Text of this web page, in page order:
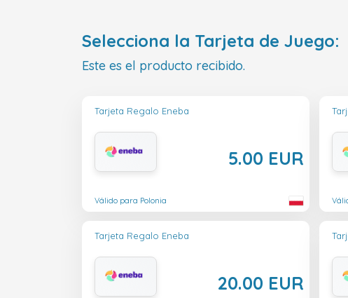
Selecciona la Tarjeta de Juego:
Este es el producto recibido.
Tarjeta Regalo Eneba
5.00 EUR
Válido para Polonia
Tarjeta Regalo Eneba
20.00 EUR